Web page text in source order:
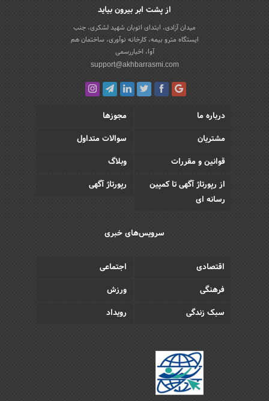
از پشت ابر بیرون بیاید
میدان آزادی، ابتدای اتوبان شهید لشکری، جنب
ایستگاه مترو بیمه، کارخانه نوآوری، ساختمان هم
آوا، اخباررسمی
support@akhbarrasmi.com
درباره ما
مجوزها
مشتریان
سوالات متداول
قوانین و مقررات
وبلاگ
از رپورتاژ آگهی تا کمپین
رسانه ای
رپورتاژ آگهی
سرویس‌های خبری
اقتصادی
اجتماعی
فرهنگی
ورزش
سبک زندگی
رویداد